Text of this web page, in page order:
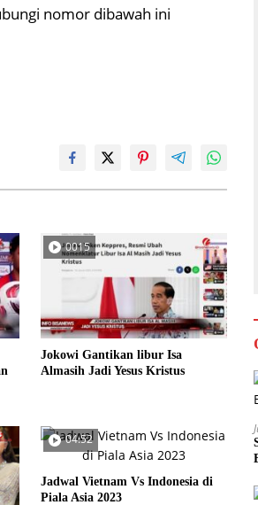
nomor dibawah ini
0015
Jokowi Gantikan libur Isa
Almasih Jadi Yesus Kristus
04:52
Jadwal Vietnam Vs Indonesia di
Piala Asia 2023